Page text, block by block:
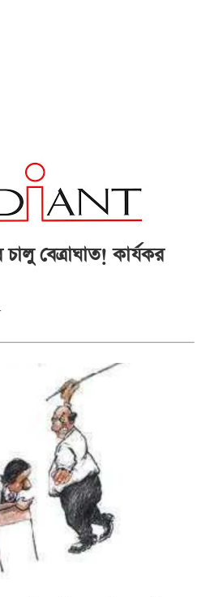
চালু বেত্রাঘাত! কার্যকর